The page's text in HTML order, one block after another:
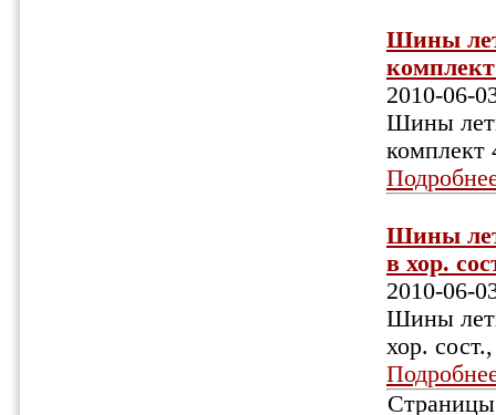
Шины
2010-06-
Шины
комплект
Шины
в хор.
2010-06-
Шины
хор.